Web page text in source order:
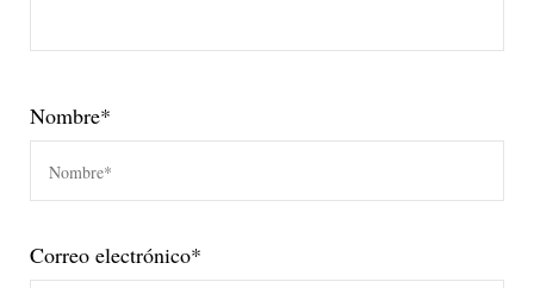
Nombre*
Correo electrónico*